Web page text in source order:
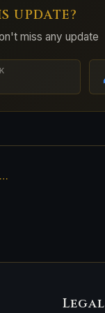
UPDATE?
miss any update
Legal